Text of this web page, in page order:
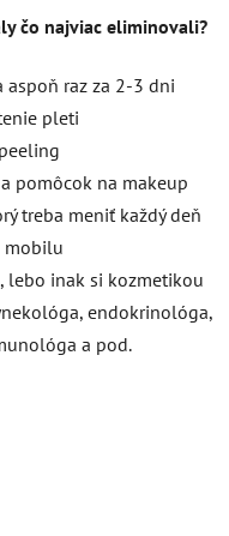
čo najviac eliminovali?
aspoň raz za 2-3 dni
pleti
pomôcok na makeup
treba meniť každý deň
mobilu
lebo inak si kozmetikou
endokrinológa,
a pod.